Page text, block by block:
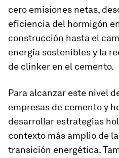
cero emisiones netas,
eficiencia del hormigón
construcción hasta el
energía sostenibles y la
de clinker en el cemento.
Para alcanzar este nivel
empresas de cemento y
desarrollar estrategias
contexto más amplio de
transición energética.